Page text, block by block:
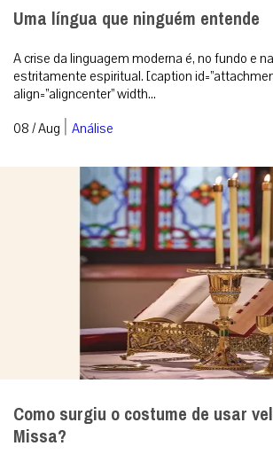
Uma língua que ninguém entende
A crise da linguagem moderna é, no fundo e
estritamente espiritual. [caption
align=”aligncenter” width...
08 / Aug | Análise
Como surgiu o costume de usar
Missa?